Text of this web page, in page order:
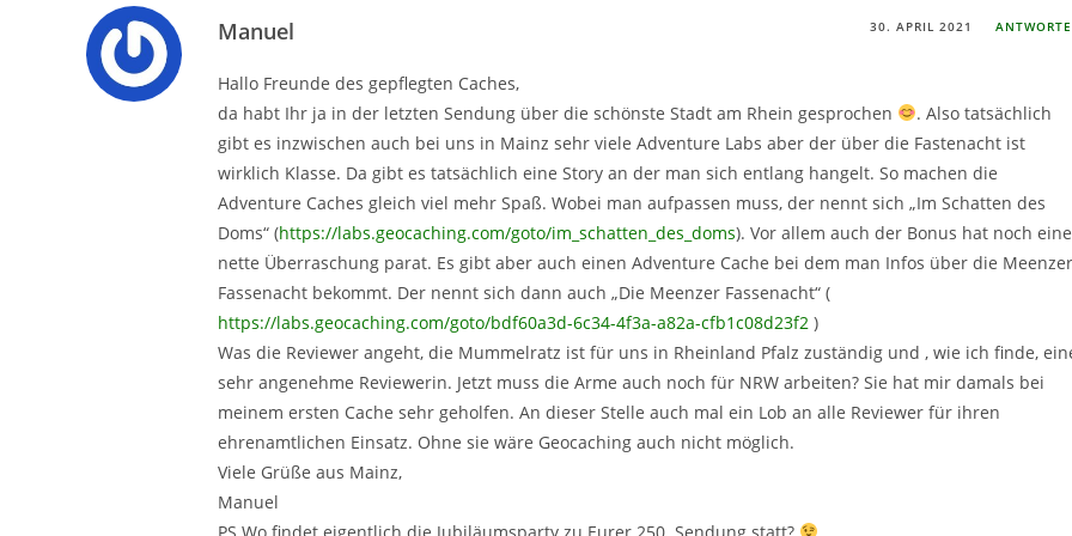
Manuel 30. APRIL 2021
Hallo Freunde des gepflegten Caches,
da habt Ihr ja in der letzten Sendung über die schönste Stadt am Rhein gesprochen
. Also tatsächlich
gibt es inzwischen auch bei uns in Mainz sehr viele Adventure Labs aber der über die Fastenacht ist
wirklich Klasse. Da gibt es tatsächlich eine Story an der man sich entlang hangelt. So machen die
Adventure Caches gleich viel mehr Spaß. Wobei man aufpassen muss, der nennt sich „Im Schatten des
Doms“ (https://labs.geocaching.com/goto/im_schatten_des_doms). Vor allem auch der Bonus hat noch eine
nette Überraschung parat. Es gibt aber auch einen Adventure Cache bei dem man Infos über die Meenzer
Fassenacht bekommt. Der nennt sich dann auch „Die Meenzer Fassenacht“ (
https://labs.geocaching.com/goto/bdf60a3d-6c34-4f3a-a82a-cfb1c08d23f2 )
Was die Reviewer angeht, die Mummelratz ist für uns in Rheinland Pfalz zuständig und , wie ich finde,
sehr angenehme Reviewerin. Jetzt muss die Arme auch noch für NRW arbeiten? Sie hat mir damals bei
meinem ersten Cache sehr geholfen. An dieser Stelle auch mal ein Lob an alle Reviewer für ihren
ehrenamtlichen Einsatz. Ohne sie wäre Geocaching auch nicht möglich.
Viele Grüße aus Mainz,
Manuel